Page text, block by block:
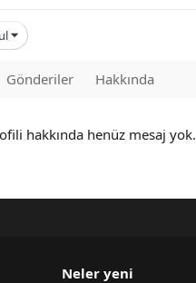
Gönderiler Hakkında
hakkında henüz mesaj yok.
Neler yeni